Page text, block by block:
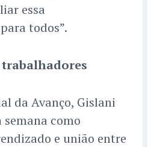
essa
todos”.
da Avanço, Gislani
como
e união entre